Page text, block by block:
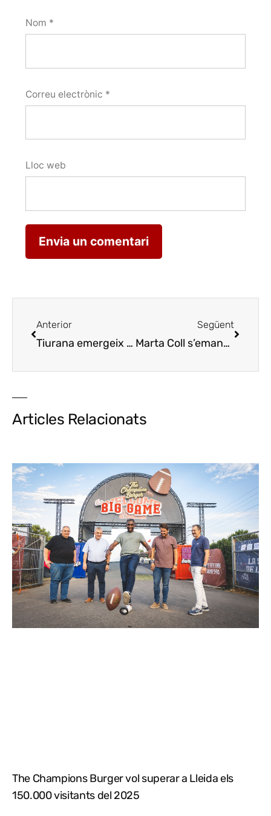
Nom *
Correu electrònic *
Lloc web
Anterior
Tiurana emergeix amb nous projectes que li tornin la vida
Següent
Marta Coll s’emancipa a la cuina amb el Solés de Tiurana
Articles Relacionats
The Champions Burger vol superar a Lleida els
150.000 visitants del 2025